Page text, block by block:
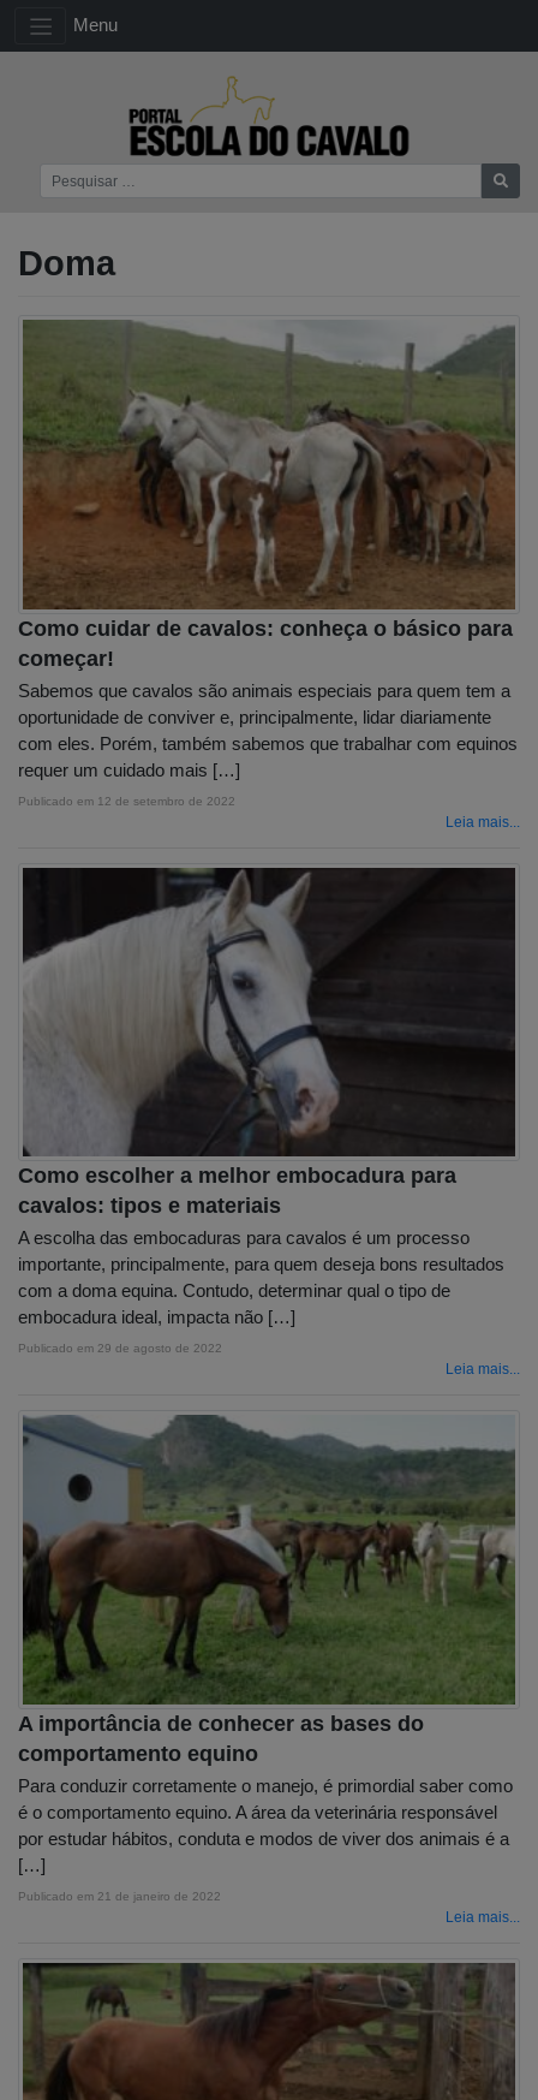
Menu
Doma
Como cuidar de cavalos: conheça o básico para
começar!
Sabemos que cavalos são animais especiais para quem tem a
oportunidade de conviver e, principalmente, lidar diariamente
com eles. Porém, também sabemos que trabalhar com equinos
requer um cuidado mais […]
Publicado em 12 de setembro de 2022
Leia mais...
Como escolher a melhor embocadura para
cavalos: tipos e materiais
A escolha das embocaduras para cavalos é um processo
importante, principalmente, para quem deseja bons resultados
com a doma equina. Contudo, determinar qual o tipo de
embocadura ideal, impacta não […]
Publicado em 29 de agosto de 2022
Leia mais...
A importância de conhecer as bases do
comportamento equino
Para conduzir corretamente o manejo, é primordial saber como
é o comportamento equino. A área da veterinária responsável
por estudar hábitos, conduta e modos de viver dos animais é a
[…]
Publicado em 21 de janeiro de 2022
Leia mais...